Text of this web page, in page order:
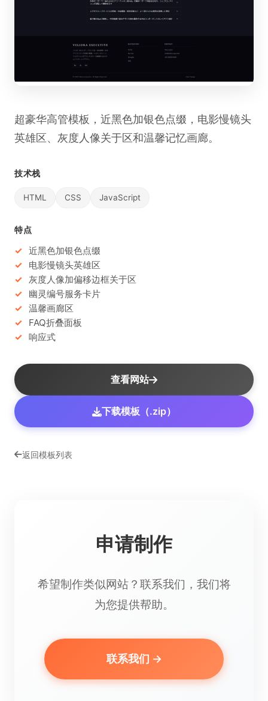
超豪华高管模板，近黑色加银色点缀，电影慢镜头
英雄区、灰度人像关于区和温馨记忆画廊。
技术栈
HTML CSS JavaScript
特点
近黑色加银色点缀
电影慢镜头英雄区
灰度人像加偏移边框关于区
幽灵编号服务卡片
温馨画廊区
FAQ折叠面板
响应式
查看网站
下载模板（.zip）
返回模板列表
申请制作
希望制作类似网站？联系我们，我们将
为您提供帮助。
联系我们 →